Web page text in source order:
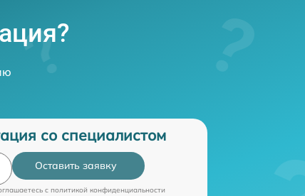
со специалистом
Оставить заявку
c политикой конфиденциальности